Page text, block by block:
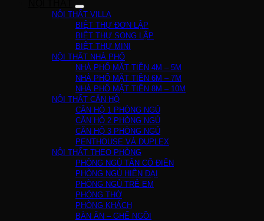
NỘI THẤT VILLA
BIỆT THỰ ĐƠN LẬP
BIỆT THỰ SONG LẬP
BIỆT THỰ MINI
NỘI THẤT NHÀ PHỐ
NHÀ PHỐ MẶT TIỀN 4M – 5M
NHÀ PHỐ MẶT TIỀN 6M – 7M
NHÀ PHỐ MẶT TIỀN 8M – 10M
NỘI THẤT CĂN HỘ
CĂN HỘ 1 PHÒNG NGỦ
CĂN HỘ 2 PHÒNG NGỦ
CĂN HỘ 3 PHÒNG NGỦ
PENTHOUSE VÀ DUPLEX
NỘI THẤT THEO PHÒNG
PHÒNG NGỦ TÂN CỔ ĐIỂN
PHÒNG NGỦ HIỆN ĐẠI
PHÒNG NGỦ TRẺ EM
PHÒNG THỜ
PHÒNG KHÁCH
BÀN ĂN – GHẾ NGỒI